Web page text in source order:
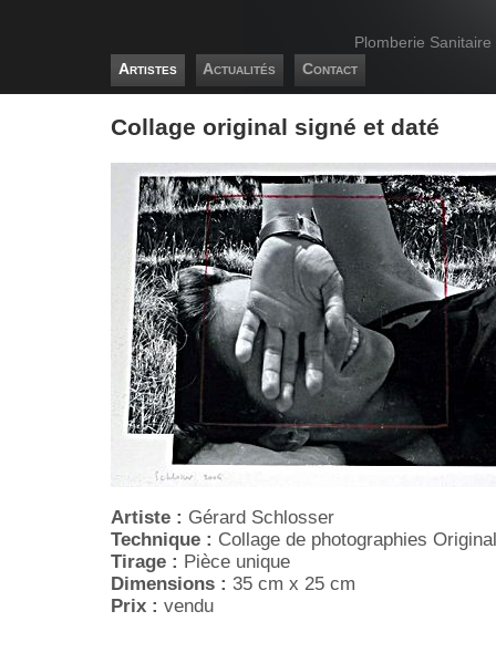
Collage original signé et daté
Artiste : Gérard Schlosser
Technique : Collage de photographies
Tirage : Pièce unique
Dimensions : 35 cm x 25 cm
Prix : vendu
Plomberie
Artistes
Actualités Contact